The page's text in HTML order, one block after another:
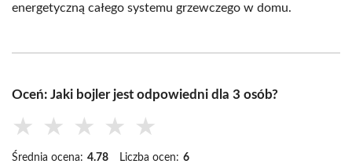
energetyczną całego systemu grzewczego w domu.
Oceń: Jaki bojler jest odpowiedni dla 3 osób?
★ ★ ★ ★ ★
Średnia ocena: 4.78 Liczba ocen: 6